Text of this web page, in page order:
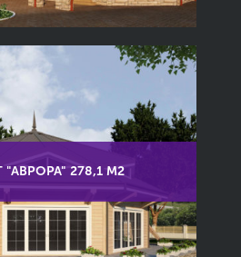
"АВРОРА" 278,1 М2